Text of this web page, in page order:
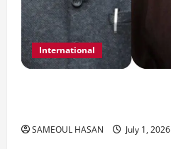
International
SAMEOUL HASAN July 1, 2026